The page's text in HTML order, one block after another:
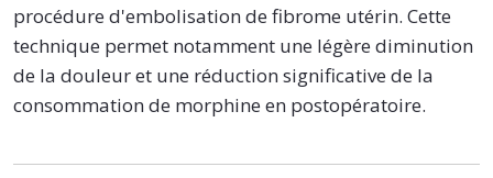
procédure d'embolisation de fibrome utérin. Cette
technique permet notamment une légère diminution
de la douleur et une réduction significative de la
consommation de morphine en postopératoire.